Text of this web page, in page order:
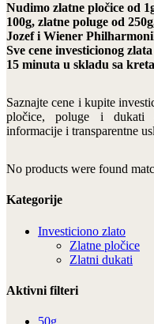
Nudimo zlatne pločice od
100g, zlatne poluge od
Jozef i Wiener
Sve cene investicionog
15 minuta u skladu sa
Saznajte cene i kupite
pločice, poluge i dukati
informacije i transparentne
No products were found
Kategorije
Investiciono zlato
Zlatne pločice
Zlatni dukati
Aktivni filteri